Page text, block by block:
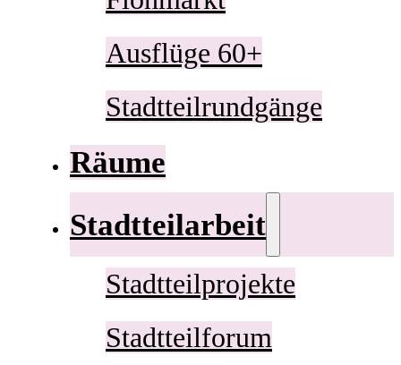
Ausflüge 60+
Stadtteilrundgänge
Räume
Stadtteilarbeit
Stadtteilprojekte
Stadtteilforum